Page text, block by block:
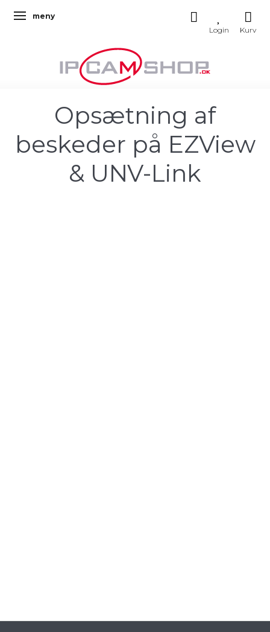
Ändra navigering
meny
Opsætning af
beskeder på EZView
& UNV-Link